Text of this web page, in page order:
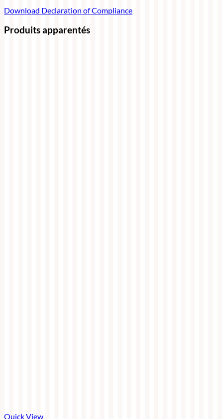
Download Declaration of Compliance
Produits apparentés
Quick View